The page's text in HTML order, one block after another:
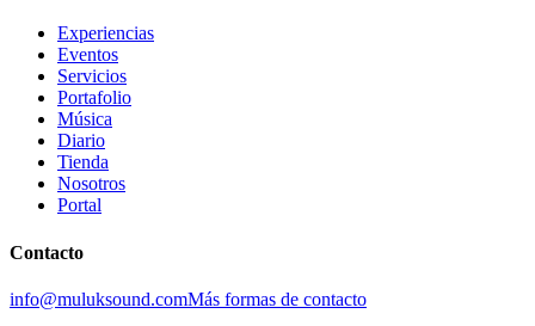
Experiencias
Eventos
Servicios
Portafolio
Música
Diario
Tienda
Nosotros
Portal
Contacto
info@muluksound.comMás formas de contacto